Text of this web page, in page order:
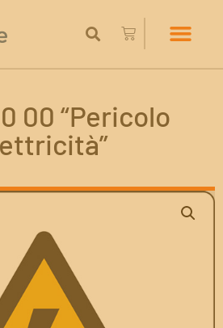
00 “Pericolo